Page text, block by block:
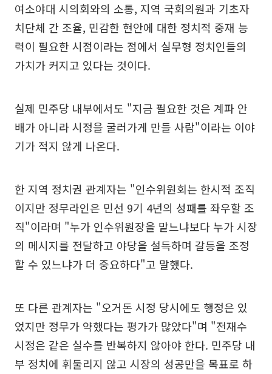
여소야대 시의회와의 소통, 지역 국회의원과 기초자
치단체 간 조율, 민감한 현안에 대한 정치적 중재 능
력이 필요한 시점이라는 점에서 실무형 정치인들의
가치가 커지고 있다는 것이다.
실제 민주당 내부에서도 "지금 필요한 것은 계파 안
배가 아니라 시정을 굴러가게 만들 사람"이라는 이야
기가 적지 않게 나온다.
한 지역 정치권 관계자는 "인수위원회는 한시적 조직
이지만 정무라인은 민선 9기 4년의 성패를 좌우할 조
직"이라며 "누가 인수위원장을 맡느냐보다 누가 시장
의 메시지를 전달하고 야당을 설득하며 갈등을 조정
할 수 있느냐가 더 중요하다"고 말했다.
또 다른 관계자는 "오거돈 시정 당시에도 행정은 있
었지만 정무가 약했다는 평가가 많았다"며 "전재수
시정은 같은 실수를 반복하지 않아야 한다. 민주당 내
부 정치에 휘둘리지 않고 시장의 성공만을 목표로 하